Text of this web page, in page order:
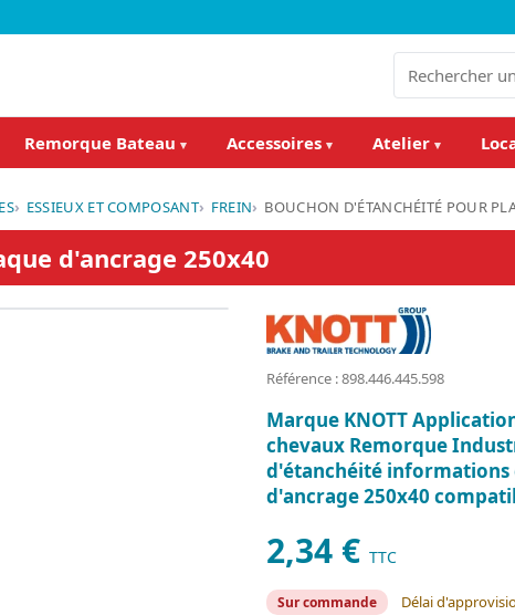
Remorque Bateau ▾ Accessoires ▾ Atelier ▾
ESSIEUX ET COMPOSANT FREIN BOUCHON D'ÉTANCHÉITÉ POUR
d'ancrage 250x40
Référence : 898.446.445.598
Marque KNOTT
chevaux Remorque
d'étanchéité
d'ancrage 250x40
2,34 € TTC
Sur commande Délai